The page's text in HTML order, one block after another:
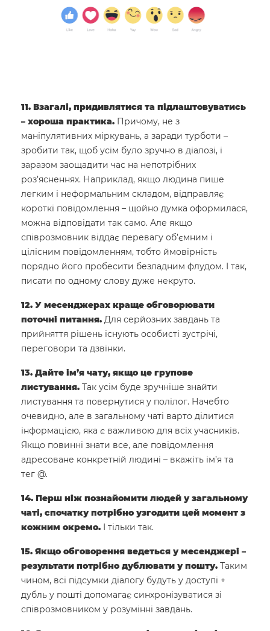
11. Взагалі, придивлятися та підлаштовуватись
– хороша практика. Причому, не з
маніпулятивних міркувань, а заради турботи –
зробити так, щоб усім було зручно в діалозі, і
заразом заощадити час на непотрібних
роз’ясненнях. Наприклад, якщо людина пише
легким і неформальним складом, відправляє
короткі повідомлення – щойно думка оформилася,
можна відповідати так само. Але якщо
співрозмовник віддає перевагу об’ємним і
цілісним повідомленням, тобто ймовірність
порядно його пробесити безладним флудом. І так,
писати по одному слову дуже некруто.
12. У месенджерах краще обговорювати
поточні питання. Для серйозних завдань та
прийняття рішень існують особисті зустрічі,
переговори та дзвінки.
13. Дайте ім’я чату, якщо це групове
листування. Так усім буде зручніше знайти
листування та повернутися у полілог. Начебто
очевидно, але в загальному чаті варто ділитися
інформацією, яка є важливою для всіх учасників.
Якщо повинні знати все, але повідомлення
адресоване конкретній людині – вкажіть ім’я та
тег @.
14. Перш ніж познайомити людей у загальному
чаті, спочатку потрібно узгодити цей момент з
кожним окремо. І тільки так.
15. Якщо обговорення ведеться у месенджері –
результати потрібно дублювати у пошту. Таким
чином, всі підсумки діалогу будуть у доступі +
дубль у пошті допомагає синхронізуватися зі
співрозмовником у розумінні завдань.